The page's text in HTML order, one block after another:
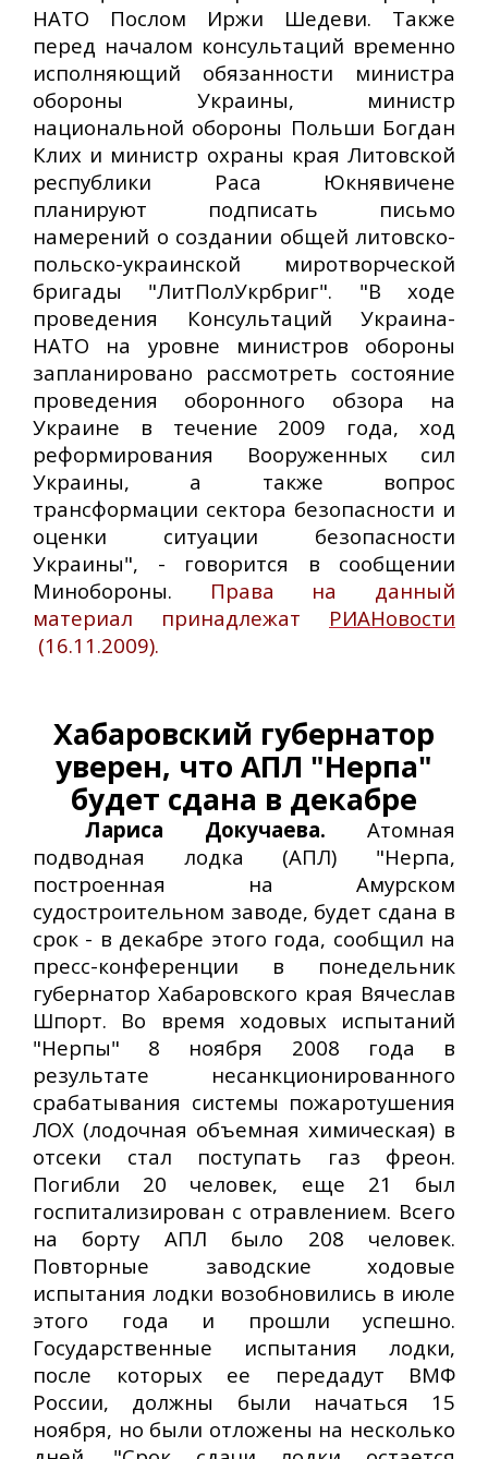
НАТО Послом Иржи Шедеви. Также
перед началом консультаций временно
исполняющий обязанности министра
обороны Украины, министр
национальной обороны Польши Богдан
Клих и министр охраны края Литовской
республики Раса Юкнявичене
планируют подписать письмо
намерений о создании общей литовско-
польско-украинской миротворческой
бригады "ЛитПолУкрбриг". "В ходе
проведения Консультаций Украина-
НАТО на уровне министров обороны
запланировано рассмотреть состояние
проведения оборонного обзора на
Украине в течение 2009 года, ход
реформирования Вооруженных сил
Украины, а также вопрос
трансформации сектора безопасности и
оценки ситуации безопасности
Украины", - говорится в сообщении
Минобороны. Права на данный
материал принадлежат РИАНовости
(16.11.2009).
Хабаровский губернатор
уверен, что АПЛ "Нерпа"
будет сдана в декабре
Лариса Докучаева. Атомная
подводная лодка (АПЛ) "Нерпа,
построенная на Амурском
судостроительном заводе, будет сдана в
срок - в декабре этого года, сообщил на
пресс-конференции в понедельник
губернатор Хабаровского края Вячеслав
Шпорт. Во время ходовых испытаний
"Нерпы" 8 ноября 2008 года в
результате несанкционированного
срабатывания системы пожаротушения
ЛОХ (лодочная объемная химическая) в
отсеки стал поступать газ фреон.
Погибли 20 человек, еще 21 был
госпитализирован с отравлением. Всего
на борту АПЛ было 208 человек.
Повторные заводские ходовые
испытания лодки возобновились в июле
этого года и прошли успешно.
Государственные испытания лодки,
после которых ее передадут ВМФ
России, должны были начаться 15
ноября, но были отложены на несколько